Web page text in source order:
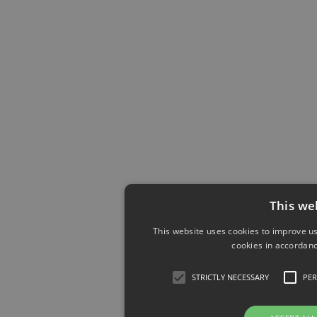
This
This website uses cookies to improve
cookies in
STRICTLY NECESSARY